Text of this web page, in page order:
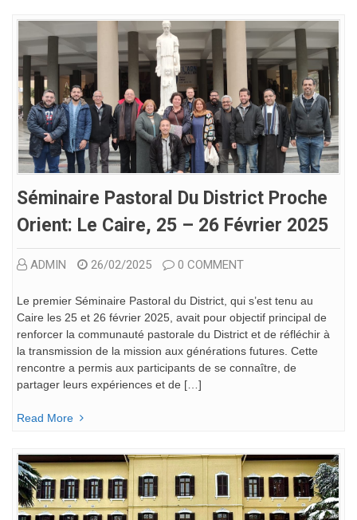
Séminaire Pastoral Du District Proche
Orient: Le Caire, 25 – 26 Février 2025
ADMIN 26/02/2025 0 COMMENT
Le premier Séminaire Pastoral du District, qui s’est tenu au
Caire les 25 et 26 février 2025, avait pour objectif principal de
renforcer la communauté pastorale du District et de réfléchir à
la transmission de la mission aux générations futures. Cette
rencontre a permis aux participants de se connaître, de
partager leurs expériences et de […]
Read More